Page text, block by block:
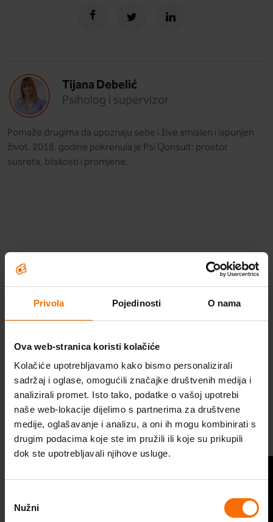
Privola Pojedinosti O nama
Ova web-stranica koristi kolačiće
Kolačiće upotrebljavamo kako bismo personalizirali
sadržaj i oglase, omogućili značajke društvenih medija i
analizirali promet. Isto tako, podatke o vašoj upotrebi
naše web-lokacije dijelimo s partnerima za društvene
medije, oglašavanje i analizu, a oni ih mogu kombinirati s
drugim podacima koje ste im pružili ili koje su prikupili
dok ste upotrebljavali njihove usluge.
pristanka
Nužni
Škola optimističnog roditeljstva
Probudi optimizam
Program za optimizam
Videosavjeti
Tijana Debelić
Psiholog i supervizor
Pomaže drugima da upoznaju sebe i žive smislen i ispunjen
život. 2018. godine pokrenula je Psi Qonsult: prostor
susreta, bliskosti i promjene.